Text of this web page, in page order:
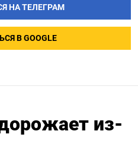
НА ТЕЛЕГРАМ
В GOOGLE
из-